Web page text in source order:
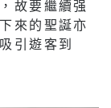
故要繼續强
來的聖誕亦
引遊客到